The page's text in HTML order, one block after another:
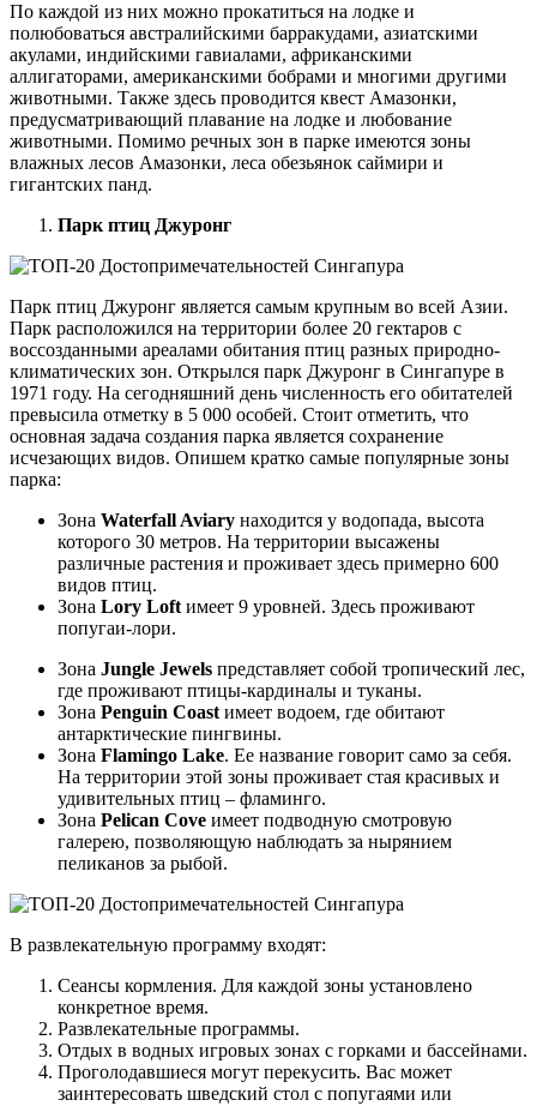
По каждой из них можно прокатиться на лодке и
полюбоваться австралийскими барракудами, азиатскими
акулами, индийскими гавиалами, африканскими
аллигаторами, американскими бобрами и многими другими
животными. Также здесь проводится квест Амазонки,
предусматривающий плавание на лодке и любование
животными. Помимо речных зон в парке имеются зоны
влажных лесов Амазонки, леса обезьянок саймири и
гигантских панд.
Парк птиц Джуронг
Парк птиц Джуронг является самым крупным во всей Азии.
Парк расположился на территории более 20 гектаров с
воссозданными ареалами обитания птиц разных природно-
климатических зон. Открылся парк Джуронг в Сингапуре в
1971 году. На сегодняшний день численность его обитателей
превысила отметку в 5 000 особей. Стоит отметить, что
основная задача создания парка является сохранение
исчезающих видов. Опишем кратко самые популярные зоны
парка:
Зона Waterfall Aviary находится у водопада, высота
которого 30 метров. На территории высажены
различные растения и проживает здесь примерно 600
видов птиц.
Зона Lory Loftимеет 9 уровней. Здесь проживают
попугаи-лори.
Зона Jungle Jewels представляет собой тропический лес,
где проживают птицы-кардиналы и туканы.
Зона Penguin Coastимеет водоем, где обитают
антарктические пингвины.
Зона Flamingo Lake. Ее название говорит само за себя.
На территории этой зоны проживает стая красивых и
удивительных птиц – фламинго.
Зона Pelican Cove имеет подводную смотровую
галерею, позволяющую наблюдать за нырянием
пеликанов за рыбой.
В развлекательную программу входят:
Сеансы кормления. Для каждой зоны установлено
конкретное время.
Развлекательные программы.
Отдых в водных игровых зонах с горками и бассейнами.
Проголодавшиеся могут перекусить. Вас может
заинтересовать шведский стол с попугаями или